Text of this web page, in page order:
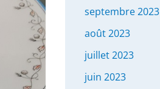
septembre 2023
août 2023
juillet 2023
juin 2023